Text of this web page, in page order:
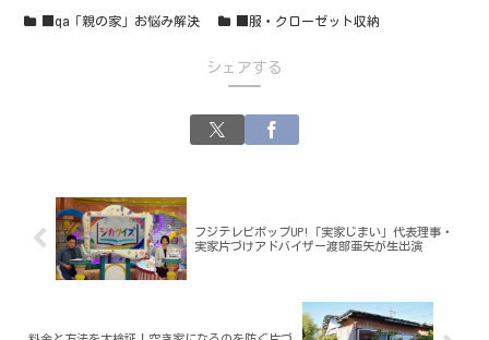
■qa「親の家」お悩み解決 ■服・クローゼット収納
シェアする
フジテレビポップUP!「実家じまい」代表理事・
実家片づけアドバイザー渡部亜矢が生出演